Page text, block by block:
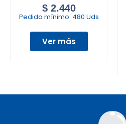
$2.440
Pedido mínimo: 480 Uds
Ver más